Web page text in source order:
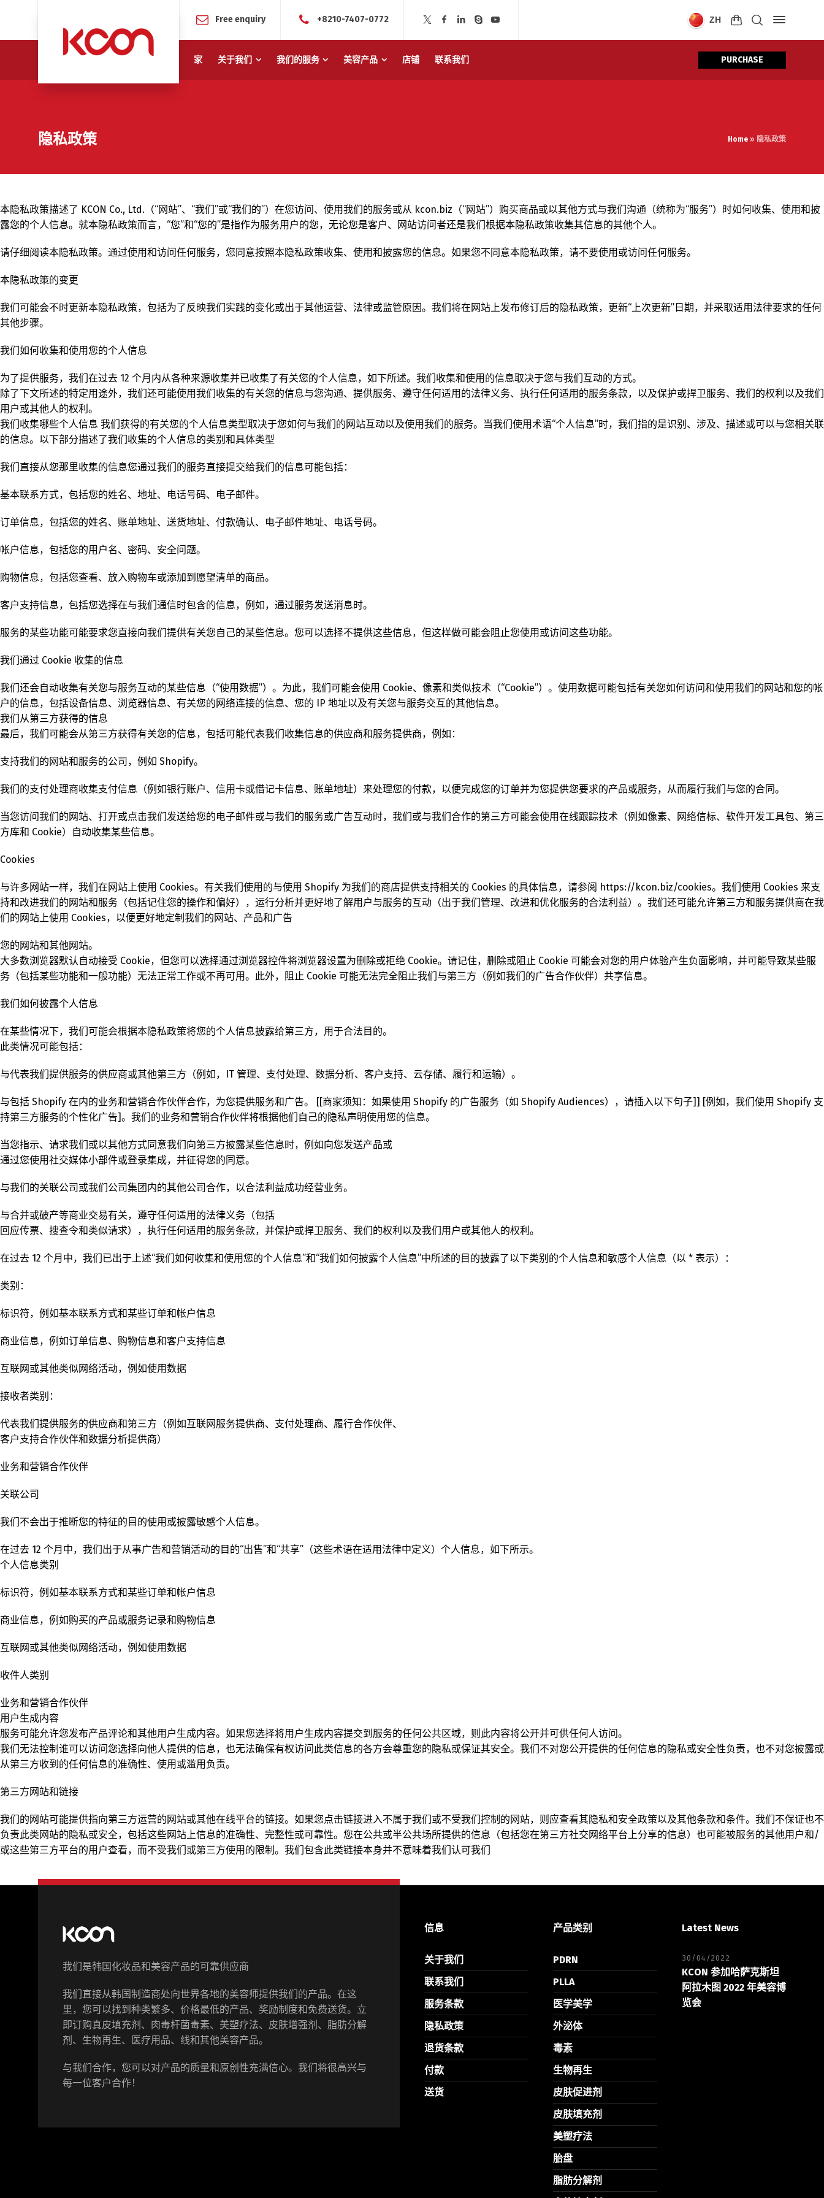
Free enquiry +8210-7407-0772 ZH
家 关于我们 我们的服务 美容产品 店铺 联系我们 PURCHASE
隐私政策 Home » 隐私政策
本隐私政策描述了 KCON Co., Ltd.（“网站”、“我们”或“我们的”）在您访问、使用我们的服务或从 kcon.biz（“网站”）购买商品或以其他方式与我们沟通（统称为“服务”）时如何收集、使用和披
露您的个人信息。就本隐私政策而言，“您”和“您的”是指作为服务用户的您，无论您是客户、网站访问者还是我们根据本隐私政策收集其信息的其他个人。
请仔细阅读本隐私政策。通过使用和访问任何服务，您同意按照本隐私政策收集、使用和披露您的信息。如果您不同意本隐私政策，请不要使用或访问任何服务。
本隐私政策的变更
我们可能会不时更新本隐私政策，包括为了反映我们实践的变化或出于其他运营、法律或监管原因。我们将在网站上发布修订后的隐私政策，更新“上次更新”日期，并采取适用法律要求的任何
其他步骤。
我们如何收集和使用您的个人信息
为了提供服务，我们在过去 12 个月内从各种来源收集并已收集了有关您的个人信息，如下所述。我们收集和使用的信息取决于您与我们互动的方式。
除了下文所述的特定用途外，我们还可能使用我们收集的有关您的信息与您沟通、提供服务、遵守任何适用的法律义务、执行任何适用的服务条款，以及保护或捍卫服务、我们的权利以及我们
用户或其他人的权利。
我们收集哪些个人信息 我们获得的有关您的个人信息类型取决于您如何与我们的网站互动以及使用我们的服务。当我们使用术语“个人信息”时，我们指的是识别、涉及、描述或可以与您相关联
的信息。以下部分描述了我们收集的个人信息的类别和具体类型
我们直接从您那里收集的信息您通过我们的服务直接提交给我们的信息可能包括：
基本联系方式，包括您的姓名、地址、电话号码、电子邮件。
订单信息，包括您的姓名、账单地址、送货地址、付款确认、电子邮件地址、电话号码。
帐户信息，包括您的用户名、密码、安全问题。
购物信息，包括您查看、放入购物车或添加到愿望清单的商品。
客户支持信息，包括您选择在与我们通信时包含的信息，例如，通过服务发送消息时。
服务的某些功能可能要求您直接向我们提供有关您自己的某些信息。您可以选择不提供这些信息，但这样做可能会阻止您使用或访问这些功能。
我们通过 Cookie 收集的信息
我们还会自动收集有关您与服务互动的某些信息（“使用数据”）。为此，我们可能会使用 Cookie、像素和类似技术（“Cookie”）。使用数据可能包括有关您如何访问和使用我们的网站和您的帐
户的信息，包括设备信息、浏览器信息、有关您的网络连接的信息、您的 IP 地址以及有关您与服务交互的其他信息。
我们从第三方获得的信息
最后，我们可能会从第三方获得有关您的信息，包括可能代表我们收集信息的供应商和服务提供商，例如：
支持我们的网站和服务的公司，例如 Shopify。
我们的支付处理商收集支付信息（例如银行账户、信用卡或借记卡信息、账单地址）来处理您的付款，以便完成您的订单并为您提供您要求的产品或服务，从而履行我们与您的合同。
当您访问我们的网站、打开或点击我们发送给您的电子邮件或与我们的服务或广告互动时，我们或与我们合作的第三方可能会使用在线跟踪技术（例如像素、网络信标、软件开发工具包、第三
方库和 Cookie）自动收集某些信息。
Cookies
与许多网站一样，我们在网站上使用 Cookies。有关我们使用的与使用 Shopify 为我们的商店提供支持相关的 Cookies 的具体信息，请参阅 https://kcon.biz/cookies。我们使用 Cookies 来支
持和改进我们的网站和服务（包括记住您的操作和偏好），运行分析并更好地了解用户与服务的互动（出于我们管理、改进和优化服务的合法利益）。我们还可能允许第三方和服务提供商在我
们的网站上使用 Cookies，以便更好地定制我们的网站、产品和广告
您的网站和其他网站。
大多数浏览器默认自动接受 Cookie，但您可以选择通过浏览器控件将浏览器设置为删除或拒绝 Cookie。请记住，删除或阻止 Cookie 可能会对您的用户体验产生负面影响，并可能导致某些服
务（包括某些功能和一般功能）无法正常工作或不再可用。此外，阻止 Cookie 可能无法完全阻止我们与第三方（例如我们的广告合作伙伴）共享信息。
我们如何披露个人信息
在某些情况下，我们可能会根据本隐私政策将您的个人信息披露给第三方，用于合法目的。
此类情况可能包括：
与代表我们提供服务的供应商或其他第三方（例如，IT 管理、支付处理、数据分析、客户支持、云存储、履行和运输）。
与包括 Shopify 在内的业务和营销合作伙伴合作，为您提供服务和广告。 [[商家须知：如果使用 Shopify 的广告服务（如 Shopify Audiences），请插入以下句子]] [例如，我们使用 Shopify 支
持第三方服务的个性化广告]。我们的业务和营销合作伙伴将根据他们自己的隐私声明使用您的信息。
当您指示、请求我们或以其他方式同意我们向第三方披露某些信息时，例如向您发送产品或
通过您使用社交媒体小部件或登录集成，并征得您的同意。
与我们的关联公司或我们公司集团内的其他公司合作，以合法利益成功经营业务。
与合并或破产等商业交易有关，遵守任何适用的法律义务（包括
回应传票、搜查令和类似请求），执行任何适用的服务条款，并保护或捍卫服务、我们的权利以及我们用户或其他人的权利。
在过去 12 个月中，我们已出于上述“我们如何收集和使用您的个人信息”和“我们如何披露个人信息”中所述的目的披露了以下类别的个人信息和敏感个人信息（以 * 表示）：
类别：
标识符，例如基本联系方式和某些订单和帐户信息
商业信息，例如订单信息、购物信息和客户支持信息
互联网或其他类似网络活动，例如使用数据
接收者类别：
代表我们提供服务的供应商和第三方（例如互联网服务提供商、支付处理商、履行合作伙伴、
客户支持合作伙伴和数据分析提供商）
业务和营销合作伙伴
关联公司
我们不会出于推断您的特征的目的使用或披露敏感个人信息。
在过去 12 个月中，我们出于从事广告和营销活动的目的“出售”和“共享”（这些术语在适用法律中定义）个人信息，如下所示。
个人信息类别
标识符，例如基本联系方式和某些订单和帐户信息
商业信息，例如购买的产品或服务记录和购物信息
互联网或其他类似网络活动，例如使用数据
收件人类别
业务和营销合作伙伴
用户生成内容
服务可能允许您发布产品评论和其他用户生成内容。如果您选择将用户生成内容提交到服务的任何公共区域，则此内容将公开并可供任何人访问。
我们无法控制谁可以访问您选择向他人提供的信息，也无法确保有权访问此类信息的各方会尊重您的隐私或保证其安全。我们不对您公开提供的任何信息的隐私或安全性负责，也不对您披露或
从第三方收到的任何信息的准确性、使用或滥用负责。
第三方网站和链接
我们的网站可能提供指向第三方运营的网站或其他在线平台的链接。如果您点击链接进入不属于我们或不受我们控制的网站，则应查看其隐私和安全政策以及其他条款和条件。我们不保证也不
负责此类网站的隐私或安全，包括这些网站上信息的准确性、完整性或可靠性。您在公共或半公共场所提供的信息（包括您在第三方社交网络平台上分享的信息）也可能被服务的其他用户和/
或这些第三方平台的用户查看，而不受我们或第三方使用的限制。我们包含此类链接本身并不意味着我们认可我们
我们是韩国化妆品和美容产品的可靠供应商
我们直接从韩国制造商处向世界各地的美容师提供我们的产品。在这
里，您可以找到种类繁多、价格最低的产品、奖励制度和免费送货。立
即订购真皮填充剂、肉毒杆菌毒素、美塑疗法、皮肤增强剂、脂肪分解
剂、生物再生、医疗用品、线和其他美容产品。
与我们合作，您可以对产品的质量和原创性充满信心。我们将很高兴与
每一位客户合作！
信息
关于我们
联系我们
服务条款
隐私政策
退货条款
付款
送货
产品类别
PDRN
PLLA
医学美学
外泌体
毒素
生物再生
皮肤促进剂
皮肤填充剂
美塑疗法
胎盘
脂肪分解剂
Latest News
30/04/2022
KCON 参加哈萨克斯坦
阿拉木图 2022 年美容博
览会
English Deutsch